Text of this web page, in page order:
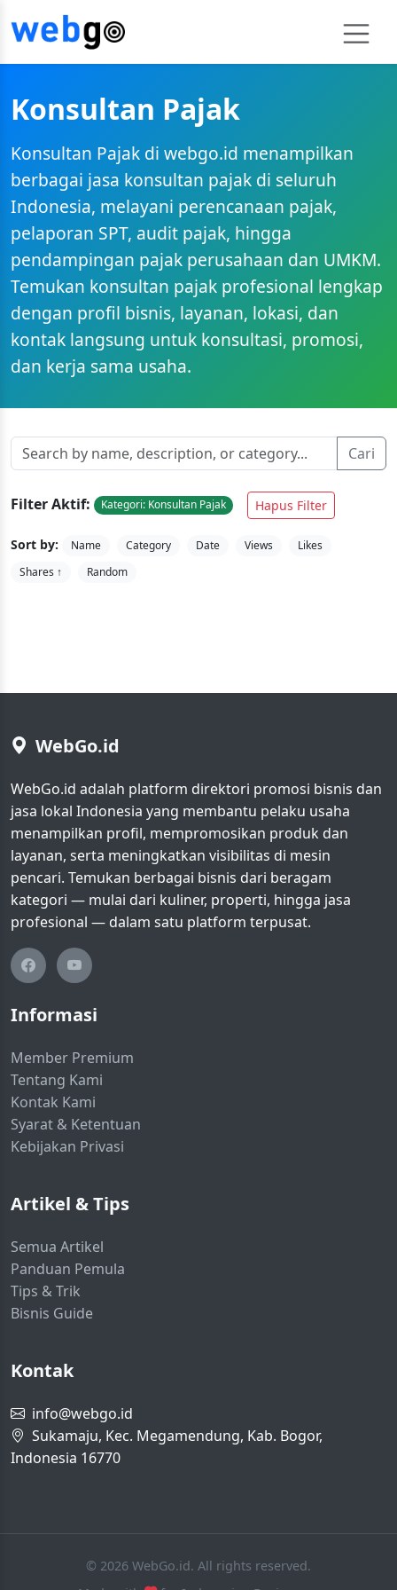
Konsultan Pajak
Konsultan Pajak di webgo.id menampilkan
berbagai jasa konsultan pajak di seluruh
Indonesia, melayani perencanaan pajak,
pelaporan SPT, audit pajak, hingga
pendampingan pajak perusahaan dan UMKM.
Temukan konsultan pajak profesional lengkap
dengan profil bisnis, layanan, lokasi, dan
kontak langsung untuk konsultasi, promosi,
dan kerja sama usaha.
Cari
Filter Aktif: Kategori: Konsultan Pajak Hapus Filter
Sort by: Name Category Date Views
Likes
Shares ↑
Random
WebGo.id
WebGo.id adalah platform direktori promosi bisnis dan
jasa lokal Indonesia yang membantu pelaku usaha
menampilkan profil, mempromosikan produk dan
layanan, serta meningkatkan visibilitas di mesin
pencari. Temukan berbagai bisnis dari beragam
kategori — mulai dari kuliner, properti, hingga jasa
profesional — dalam satu platform terpusat.
Informasi
Member Premium
Tentang Kami
Kontak Kami
Syarat & Ketentuan
Kebijakan Privasi
Artikel & Tips
Semua Artikel
Panduan Pemula
Tips & Trik
Bisnis Guide
Kontak
info@webgo.id
Sukamaju, Kec. Megamendung, Kab. Bogor,
Indonesia 16770
© 2026 WebGo.id. All rights reserved.